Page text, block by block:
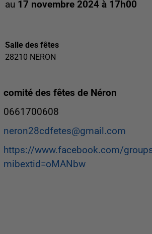
au 17 novembre 2024 à 17h00
Salle des fêtes
28210 NERON
comité des fêtes de Néron
0661700608
neron28cdfetes@gmail.com
https://www.facebook.com/
mibextid=oMANbw